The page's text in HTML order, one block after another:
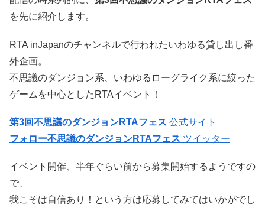
を先に紹介します。
RTA inJapanのチャンネルで行われたいわゆる貸し出し番
外企画。
不思議のダンジョン系、いわゆるローグライク系に絞った
ゲームを中心としたRTAイベント！
第3回不思議のダンジョンRTAフェス 公式サイト
フォロー不思議のダンジョンRTAフェス ツイッター
イベント開催、半年ぐらい前から募集開始するようですの
で、
我こそは自信あり！という方は応募してみてはいかがでし